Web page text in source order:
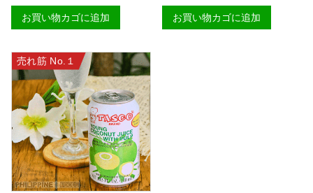
ン
グ
コ
ナ
ッ
ツ
ジ
ュ
ー
ス
ウ
ィ
ズ
パ
ル
プ
お買い物カゴに追加
ン
グ
コ
お買い物カゴに追加
売れ筋 No.１